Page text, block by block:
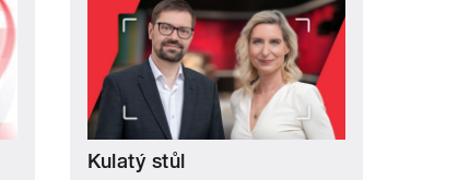
Kulatý stůl